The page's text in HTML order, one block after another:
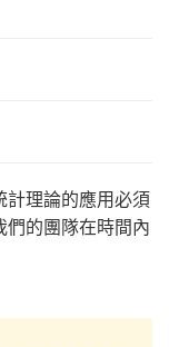
計理論的應用必須
們的團隊在時間內